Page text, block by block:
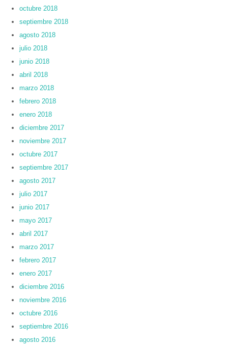
octubre 2018
septiembre 2018
agosto 2018
julio 2018
junio 2018
abril 2018
marzo 2018
febrero 2018
enero 2018
diciembre 2017
noviembre 2017
octubre 2017
septiembre 2017
agosto 2017
julio 2017
junio 2017
mayo 2017
abril 2017
marzo 2017
febrero 2017
enero 2017
diciembre 2016
noviembre 2016
octubre 2016
septiembre 2016
agosto 2016